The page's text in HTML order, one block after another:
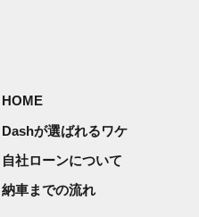
HOME
Dashが選ばれるワケ
自社ローンについて
納車までの流れ